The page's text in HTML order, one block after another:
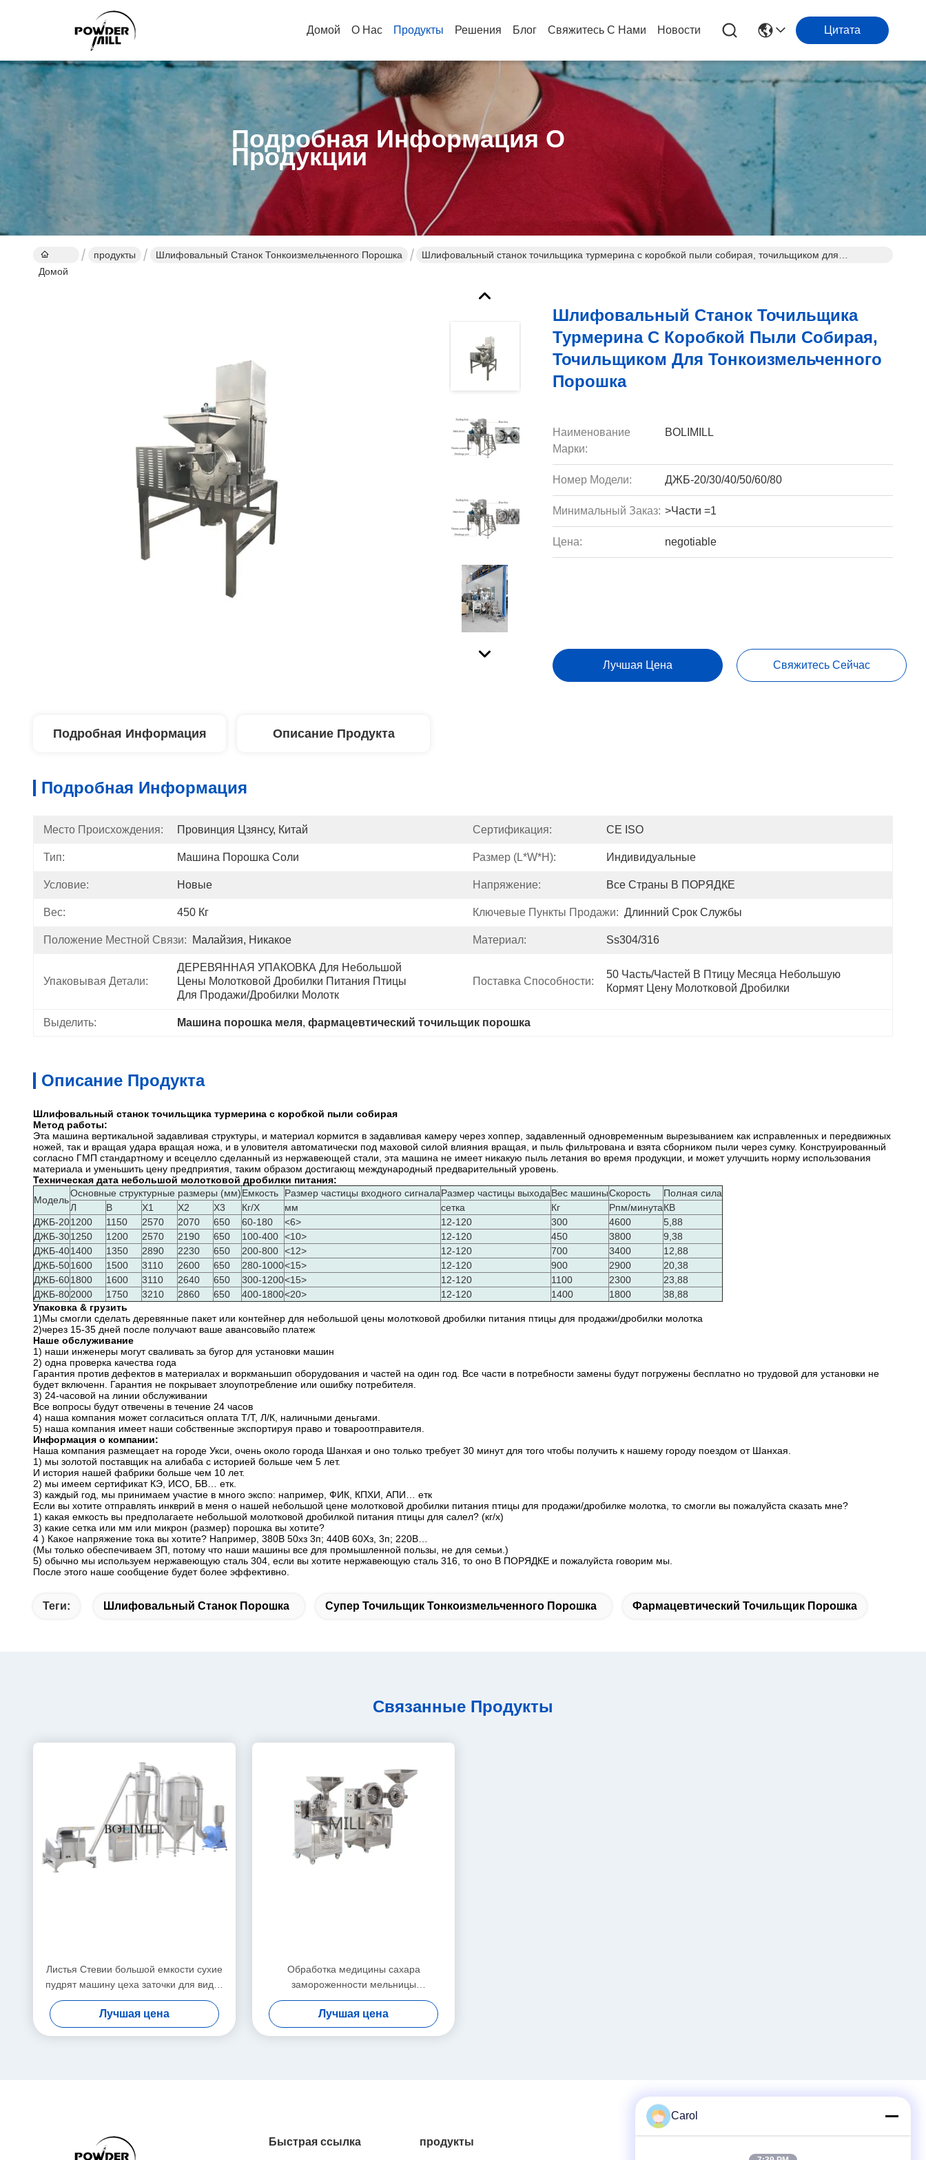
Домой О Нас Продукты Решения Блог Свяжитесь С Нами Новости Цитата
Подробная Информация О
Продукции
Домой
продукты Шлифовальный Станок Тонкоизмельченного Порошка
Шлифовальный станок точильщика турмерина с коробкой пыли собирая, точильщиком для
Шлифовальный Станок Точильщика
Турмерина С Коробкой Пыли Собирая,
Точильщиком Для Тонкоизмельченного
Порошка
Наименование
Марки:
BOLIMILL
Номер Модели: ДЖБ-20/30/40/50/60/80
Минимальный Заказ: >Части =1
Цена: negotiable
Лучшая Цена Свяжитесь Сейчас
Подробная Информация Описание Продукта
Подробная Информация
Место Происхождения: Провинция Цзянсу, Китай Сертификация: CE ISO
Тип: Машина Порошка Соли Размер (L*W*H): Индивидуальные
Условие: Новые Напряжение: Все Страны В ПОРЯДКЕ
Вес: 450 Кг Ключевые Пункты Продажи: Длинний Срок Службы
Положение Местной Связи: Малайзия, Никакое Материал: Ss304/316
Упаковывая Детали:
ДЕРЕВЯННАЯ УПАКОВКА Для Небольшой
Цены Молотковой Дробилки Питания Птицы
Для Продажи/дробилки Молотк
Поставка Способности:
50 Часть/частей В Птицу Месяца Небольшую
Кормят Цену Молотковой Дробилки
Выделить: Машина порошка меля, фармацевтический точильщик порошка
Описание Продукта
Шлифовальный станок точильщика турмерина с коробкой пыли собирая
Метод работы:
Эта машина вертикальной задавливая структуры, и материал кормится в задавливая камеру через хоппер, задавленный одновременным вырезыванием как исправленных и передвижных
ножей, так и вращая удара вращая ножа, и в уловителя автоматически под маховой силой влияния вращая, и пыль фильтрована и взята сборником пыли через сумку. Конструированный
согласно ГМП стандартному и всецелло сделанный из нержавеющей стали, эта машина не имеет никакую пыль летания во время продукции, и может улучшить норму использования
материала и уменьшить цену предприятия, таким образом достигающ международный предварительный уровень.
Техническая дата небольшой молотковой дробилки питания:
Модель
Основные структурные размеры (мм)Емкость Размер частицы входного сигналаРазмер частицы выходаВес машиныСкорость
Полная сила
Л
В Х1 Х2 Х3 Кг/Х мм сетка Кг Рпм/минутаКВ
ДЖБ-201200 1150 2570 2070 650 60-180 <6> 12-120 300 4600
5,88
ДЖБ-301250 1200 2570 2190 650 100-400 <10> 12-120 450 3800
9,38
ДЖБ-401400 1350 2890 2230 650 200-800 <12> 12-120 700 3400
12,88
ДЖБ-501600 1500 3110 2600 650 280-1000<15> 12-120 900 2900
20,38
ДЖБ-601800 1600 3110 2640 650 300-1200<15> 12-120 1100 2300
23,88
ДЖБ-802000 1750 3210 2860 650 400-1800<20> 12-120 1400 1800
38,88
Упаковка & грузить
1)Мы смогли сделать деревянные пакет или контейнер для небольшой цены молотковой дробилки питания птицы для продажи/дробилки молотка
2)через 15-35 дней после получают ваше авансовыйо платеж
Наше обслуживание
1) наши инженеры могут сваливать за бугор для установки машин
2) одна проверка качества года
Гарантия против дефектов в материалах и воркманьшип оборудования и частей на один год. Все части в потребности замены будут погружены бесплатно но трудовой для установки не
будет включенн. Гарантия не покрывает злоупотребление или ошибку потребителя.
3) 24-часовой на линии обслуживании
Все вопросы будут отвечены в течение 24 часов
4) наша компания может согласиться оплата Т/Т, Л/К, наличными деньгами.
5) наша компания имеет наши собственные экспортируя право и товароотправителя.
Информация о компании:
Наша компания размещает на городе Укси, очень около города Шанхая и оно только требует 30 минут для того чтобы получить к нашему городу поездом от Шанхая.
1) мы золотой поставщик на алибаба с историей больше чем 5 лет.
И история нашей фабрики больше чем 10 лет.
2) мы имеем сертификат КЭ, ИСО, БВ… етк.
3) каждый год, мы принимаем участие в много экспо: например, ФИК, КПХИ, АПИ… етк
Если вы хотите отправлять инкврий в меня о нашей небольшой цене молотковой дробилки питания птицы для продажи/дробилке молотка, то смогли вы пожалуйста сказать мне?
1) какая емкость вы предполагаете небольшой молотковой дробилкой питания птицы для салел? (кг/х)
3) какие сетка или мм или микрон (размер) порошка вы хотите?
4 ) Какое напряжение тока вы хотите? Например, 380В 50хз 3п; 440В 60Хз, 3п; 220В…
(Мы только обеспечиваем 3П, потому что наши машины все для промышленной пользы, не для семьи.)
5) обычно мы используем нержавеющую сталь 304, если вы хотите нержавеющую сталь 316, то оно В ПОРЯДКЕ и пожалуйста говорим мы.
После этого наше сообщение будет более эффективно.
Теги: Шлифовальный Станок Порошка Супер Точильщик Тонкоизмельченного Порошка Фармацевтический Точильщик Порошка
Связанные Продукты
Листья Стевии большой емкости сухие
пудрят машину цеха заточки для видов
специй
Лучшая цена
Обработка медицины сахара
замороженности мельницы
шлифовального станка
тонкоизмельченного порошка
Пульверизер
Лучшая цена
Быстрая ссылка продукты
Carol